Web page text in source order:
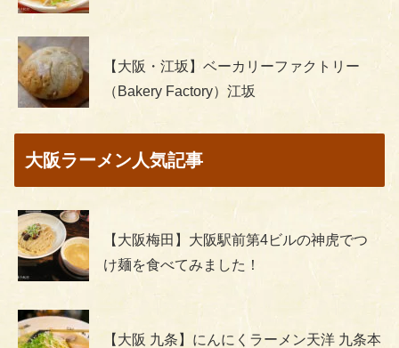
【大阪・江坂】ベーカリーファクトリー
（Bakery Factory）江坂
大阪ラーメン人気記事
【大阪梅田】大阪駅前第4ビルの神虎でつ
け麺を食べてみました！
【大阪 九条】にんにくラーメン天洋 九条本